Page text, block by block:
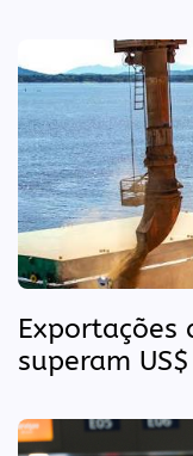
Exportações
superam